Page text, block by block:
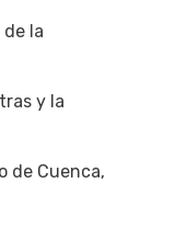
la
y la
de Cuenca,